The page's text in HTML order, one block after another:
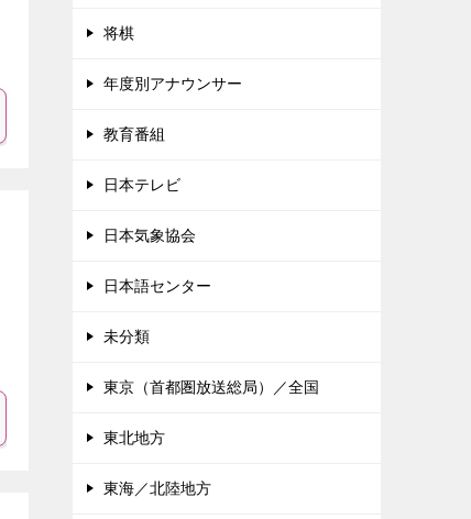
将棋
年度別アナウンサー
教育番組
日本テレビ
日本気象協会
日本語センター
未分類
東京（首都圏放送総局）／全国
東北地方
東海／北陸地方